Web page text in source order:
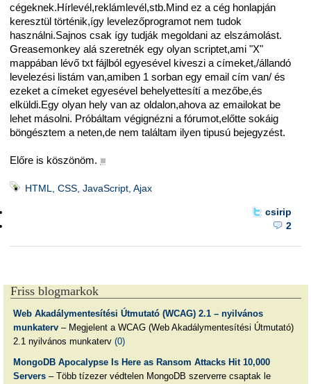
cégeknek.Hírlevél,reklámlevél,stb.Mind ez a cég honlapján
keresztül történik,így levelezőprogramot nem tudok
használni.Sajnos csak így tudják megoldani az elszámolást.
Greasemonkey alá szeretnék egy olyan scriptet,ami "X"
mappában lévő txt fájlból egyesével kiveszi a címeket,/állandó
levelezési listám van,amiben 1 sorban egy email cím van/ és
ezeket a címeket egyesével behelyettesítí a mezőbe,és
elküldi.Egy olyan hely van az oldalon,ahova az emailokat be
lehet másolni. Próbáltam végignézni a fórumot,előtte sokáig
böngésztem a neten,de nem találtam ilyen tipusú bejegyzést.
Előre is köszönöm. ■
HTML, CSS, JavaScript, Ajax
csirip
2
Friss blogmarkok
Web Akadálymentesítési Útmutató (WCAG) 2.1 – nyilvános
munkaterv– Megjelent a WCAG (Web Akadálymentesítési Útmutató)
2.1 nyilvános munkaterv (0)
MongoDB Apocalypse Is Here as Ransom Attacks Hit 10,000
Servers– Több tízezer védtelen MongoDB szerverre csaptak le